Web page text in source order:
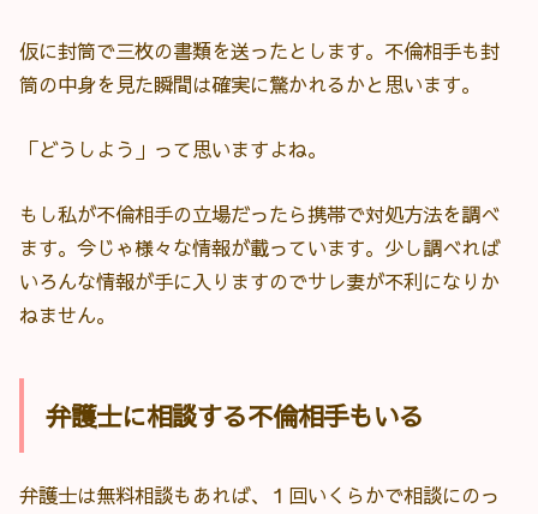
仮に封筒で三枚の書類を送ったとします。不倫相手も封
筒の中身を見た瞬間は確実に驚かれるかと思います。
「どうしよう」って思いますよね。
もし私が不倫相手の立場だったら携帯で対処方法を調べ
ます。今じゃ様々な情報が載っています。少し調べれば
いろんな情報が手に入りますのでサレ妻が不利になりか
ねません。
弁護士に相談する不倫相手もいる
弁護士は無料相談もあれば、１回いくらかで相談にのっ